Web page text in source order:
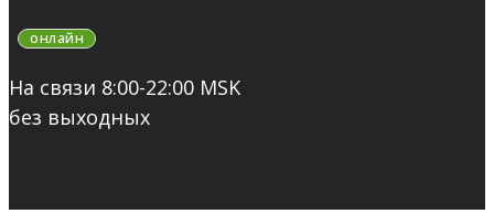
онлайн
На связи 8:00-22:00 MSK
без выходных